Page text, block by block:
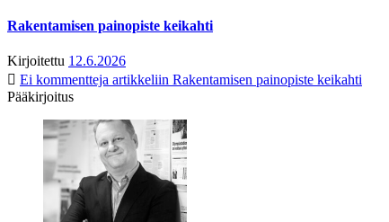
Rakentamisen painopiste keikahti
Kirjoitettu 12.6.2026
Ei kommentteja artikkeliin Rakentamisen painopiste keikahti
Pääkirjoitus